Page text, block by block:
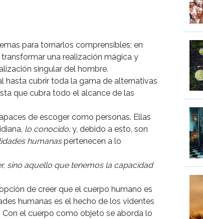
para tornarlos comprensibles; en
una realización mágica y
singular del hombre.
hasta cubrir toda la gama de alternativas
que cubra todo el alcance de las
de escoger como personas. Ellas
lo conocido;y, debido a esto, son
humanaspertenecen a lo
sino aquello que tenemos la capacidad
de creer que el cuerpo humano es
humanas es el hecho de los videntes
el cuerpo como objeto se aborda lo